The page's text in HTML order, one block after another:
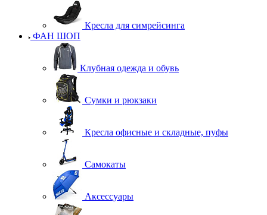
Кресла для симрейсинга
ФАН ШОП
Клубная одежда и обувь
Сумки и рюкзаки
Кресла офисные и складные, пуфы
Самокаты
Аксессуары